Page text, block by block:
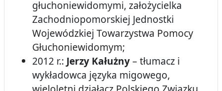
głuchoniewidomymi, założycielka
Zachodniopomorskiej Jednostki
Wojewódzkiej Towarzystwa Pomocy
Głuchoniewidomym;
2012 r.: Jerzy Kałużny– tłumacz i
wykładowca języka migowego,